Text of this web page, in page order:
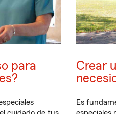
para
Crear
Es